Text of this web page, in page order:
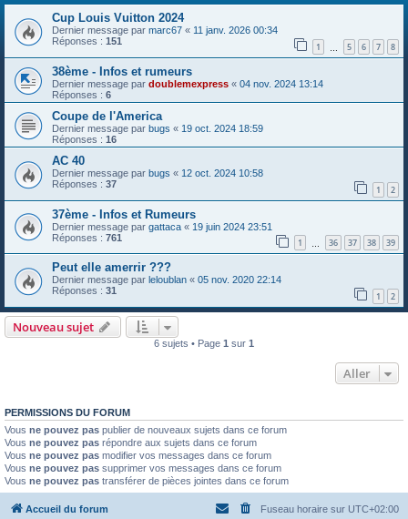
Cup Louis Vuitton 2024
Dernier message par marc67 « 11 janv. 2026 00:34
Réponses : 151 1 5 6 7 8
38ème - Infos et rumeurs
Dernier message par doublemexpress « 04 nov. 2024 13:14
Réponses : 6
Coupe de l'America
Dernier message par bugs « 19 oct. 2024 18:59
Réponses : 16
AC 40
Dernier message par bugs « 12 oct. 2024 10:58
Réponses : 37 1 2
37ème - Infos et Rumeurs
Dernier message par gattaca « 19 juin 2024 23:51
Réponses : 761 1 36 37 38 39
Peut elle amerrir ???
Dernier message par leloublan « 05 nov. 2020 22:14
Réponses : 31 1 2
Nouveau sujet
6 sujets • Page 1 sur 1
Aller
PERMISSIONS DU FORUM
Vous ne pouvez pas publier de nouveaux sujets dans ce forum
Vous ne pouvez pas répondre aux sujets dans ce forum
Vous ne pouvez pas modifier vos messages dans ce forum
Vous ne pouvez pas supprimer vos messages dans ce forum
Vous ne pouvez pas transférer de pièces jointes dans ce forum
Accueil du forum Fuseau horaire sur UTC+02:00